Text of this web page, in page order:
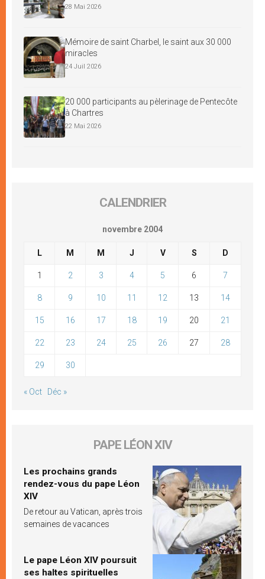
28 Mai 2026
Mémoire de saint Charbel, le saint aux 30 000
miracles
24 Juil 2026
20 000 participants au pèlerinage de Pentecôte
à Chartres
22 Mai 2026
CALENDRIER
novembre 2004
L M M J V S D
1 2 3 4 5 6 7
8 9 10 11 12 13 14
15 16 17 18 19 20 21
22 23 24 25 26 27 28
29 30
« Oct Déc »
PAPE LÉON XIV
Les prochains grands
rendez-vous du pape Léon
XIV
De retour au Vatican, après trois
semaines de vacances
Le pape Léon XIV poursuit
ses haltes spirituelles